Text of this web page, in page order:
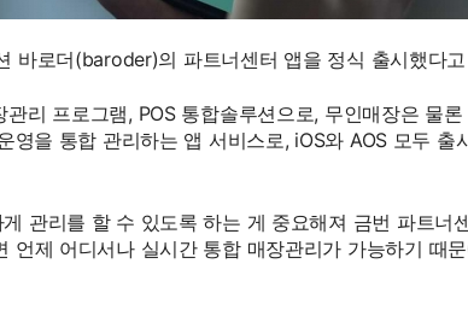
바로더(baroder)의 파트너센터 앱을 정식 출시했다
리 프로그램, POS 통합솔루션으로, 무인매장은 물
을 통합 관리하는 앱 서비스로, iOS와 AOS 모두 출
관리를 할 수 있도록 하는 게 중요해져 금번 파트너
제 어디서나 실시간 통합 매장관리가 가능하기 때